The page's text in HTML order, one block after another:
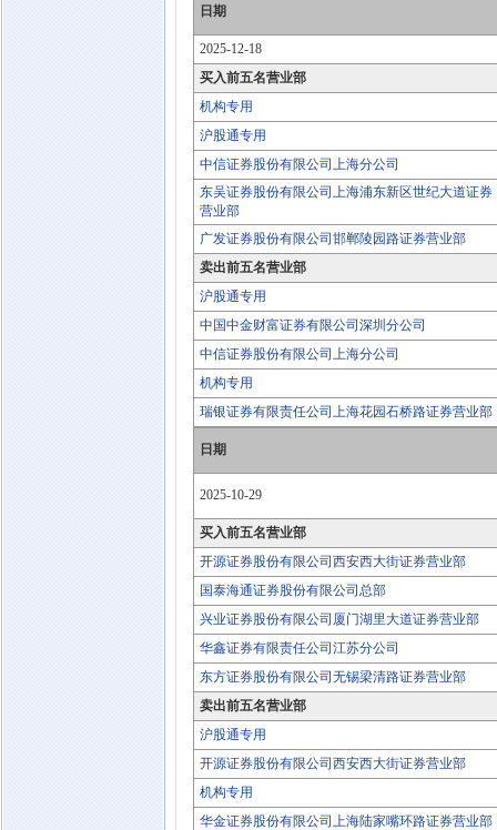
日期
2025-12-18
买入前五名营业部
机构专用
沪股通专用
中信证券股份有限公司上海分公司
东吴证券股份有限公司上海浦东新区世纪大道证券
营业部
广发证券股份有限公司邯郸陵园路证券营业部
卖出前五名营业部
沪股通专用
中国中金财富证券有限公司深圳分公司
中信证券股份有限公司上海分公司
机构专用
瑞银证券有限责任公司上海花园石桥路证券营业部
日期
2025-10-29
买入前五名营业部
开源证券股份有限公司西安西大街证券营业部
国泰海通证券股份有限公司总部
兴业证券股份有限公司厦门湖里大道证券营业部
华鑫证券有限责任公司江苏分公司
东方证券股份有限公司无锡梁清路证券营业部
卖出前五名营业部
沪股通专用
开源证券股份有限公司西安西大街证券营业部
机构专用
华金证券股份有限公司上海陆家嘴环路证券营业部